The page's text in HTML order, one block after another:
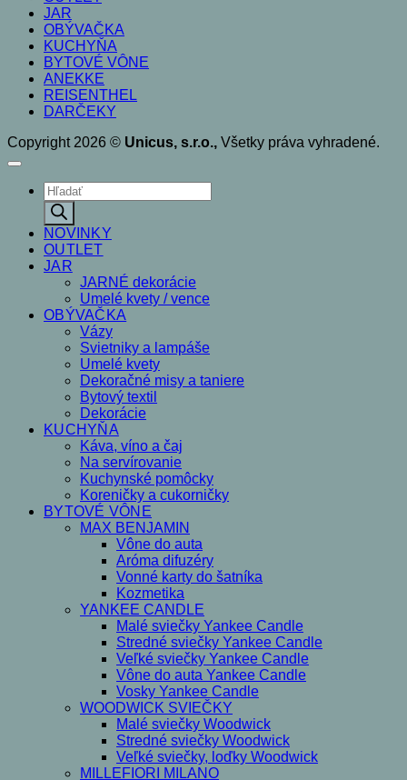
JAR
OBÝVAČKA
KUCHYŇA
BYTOVÉ VÔNE
ANEKKE
REISENTHEL
DARČEKY
Copyright 2026 © Unicus, s.r.o., Všetky práva vyhradené.
Products
search
NOVINKY
OUTLET
JAR
JARNÉ dekorácie
Umelé kvety / vence
OBÝVAČKA
Vázy
Svietniky a lampáše
Umelé kvety
Dekoračné misy a taniere
Bytový textil
Dekorácie
KUCHYŇA
Káva, víno a čaj
Na servírovanie
Kuchynské pomôcky
Koreničky a cukorničky
BYTOVÉ VÔNE
MAX BENJAMIN
Vône do auta
Aróma difuzéry
Vonné karty do šatníka
Kozmetika
YANKEE CANDLE
Malé sviečky Yankee Candle
Stredné sviečky Yankee Candle
Veľké sviečky Yankee Candle
Vône do auta Yankee Candle
Vosky Yankee Candle
WOODWICK SVIEČKY
Malé sviečky Woodwick
Stredné sviečky Woodwick
Veľké sviečky, loďky Woodwick
MILLEFIORI MILANO